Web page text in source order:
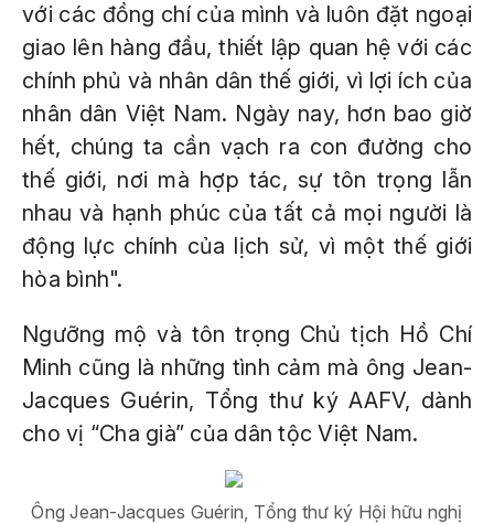
với các đồng chí của mình và luôn đặt ngoại
giao lên hàng đầu, thiết lập quan hệ với các
chính phủ và nhân dân thế giới, vì lợi ích của
nhân dân Việt Nam. Ngày nay, hơn bao giờ
hết, chúng ta cần vạch ra con đường cho
thế giới, nơi mà hợp tác, sự tôn trọng lẫn
nhau và hạnh phúc của tất cả mọi người là
động lực chính của lịch sử, vì một thế giới
hòa bình".
Ngưỡng mộ và tôn trọng Chủ tịch Hồ Chí
Minh cũng là những tình cảm mà ông Jean-
Jacques Guérin, Tổng thư ký AAFV, dành
cho vị “Cha già” của dân tộc Việt Nam.
Ông Jean-Jacques Guérin, Tổng thư ký Hội hữu nghị